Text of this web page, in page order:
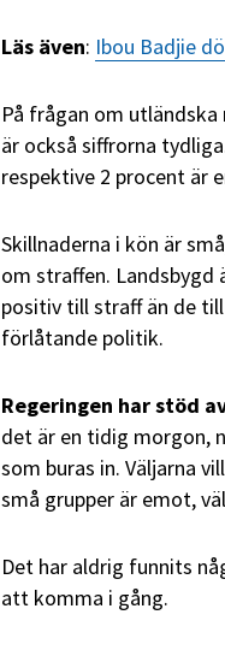
Läs även: Ibou Badjie
På frågan om
är också siffrorna
respektive 2 procent är
Skillnaderna i kön är
om straffen.
positiv till straff än de
förlåtande politik.
Regeringen har stöd
det är en tidig morgon,
som buras in. Väljarna
små grupper är emot,
Det har aldrig funnits
att komma i gång.